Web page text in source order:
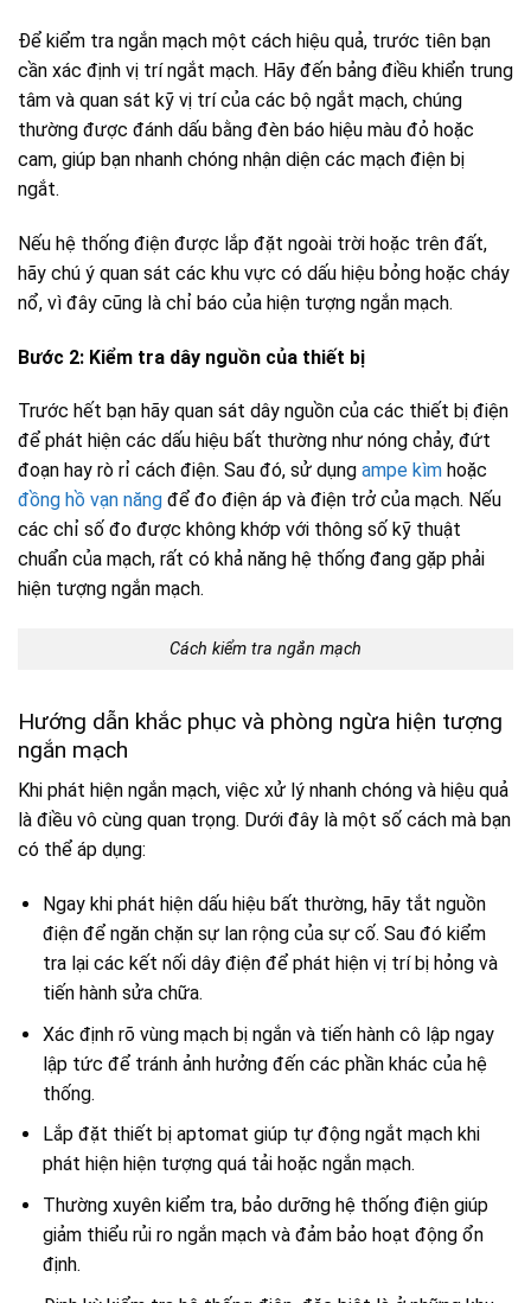
Để kiểm tra ngắn mạch một cách hiệu quả, trước tiên bạn
cần xác định vị trí ngắt mạch. Hãy đến bảng điều khiển trung
tâm và quan sát kỹ vị trí của các bộ ngắt mạch, chúng
thường được đánh dấu bằng đèn báo hiệu màu đỏ hoặc
cam, giúp bạn nhanh chóng nhận diện các mạch điện bị
ngắt.
Nếu hệ thống điện được lắp đặt ngoài trời hoặc trên đất,
hãy chú ý quan sát các khu vực có dấu hiệu bỏng hoặc cháy
nổ, vì đây cũng là chỉ báo của hiện tượng ngắn mạch.
Bước 2: Kiểm tra dây nguồn của thiết bị
Trước hết bạn hãy quan sát dây nguồn của các thiết bị điện
để phát hiện các dấu hiệu bất thường như nóng chảy, đứt
đoạn hay rò rỉ cách điện. Sau đó, sử dụng ampe kìm hoặc
đồng hồ vạn năng để đo điện áp và điện trở của mạch. Nếu
các chỉ số đo được không khớp với thông số kỹ thuật
chuẩn của mạch, rất có khả năng hệ thống đang gặp phải
hiện tượng ngắn mạch.
Cách kiểm tra ngắn mạch
Hướng dẫn khắc phục và phòng ngừa hiện tượng
ngắn mạch
Khi phát hiện ngắn mạch, việc xử lý nhanh chóng và hiệu quả
là điều vô cùng quan trọng. Dưới đây là một số cách mà bạn
có thể áp dụng:
Ngay khi phát hiện dấu hiệu bất thường, hãy tắt nguồn
điện để ngăn chặn sự lan rộng của sự cố. Sau đó kiểm
tra lại các kết nối dây điện để phát hiện vị trí bị hỏng và
tiến hành sửa chữa.
Xác định rõ vùng mạch bị ngắn và tiến hành cô lập ngay
lập tức để tránh ảnh hưởng đến các phần khác của hệ
thống.
Lắp đặt thiết bị aptomat giúp tự động ngắt mạch khi
phát hiện hiện tượng quá tải hoặc ngắn mạch.
Thường xuyên kiểm tra, bảo dưỡng hệ thống điện giúp
giảm thiểu rủi ro ngắn mạch và đảm bảo hoạt động ổn
định.